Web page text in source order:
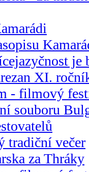
je
XI.
- filmový
souboru
tradiční večer
za Thráky